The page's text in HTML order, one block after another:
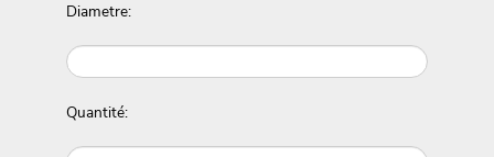
Diametre:
Quantité: